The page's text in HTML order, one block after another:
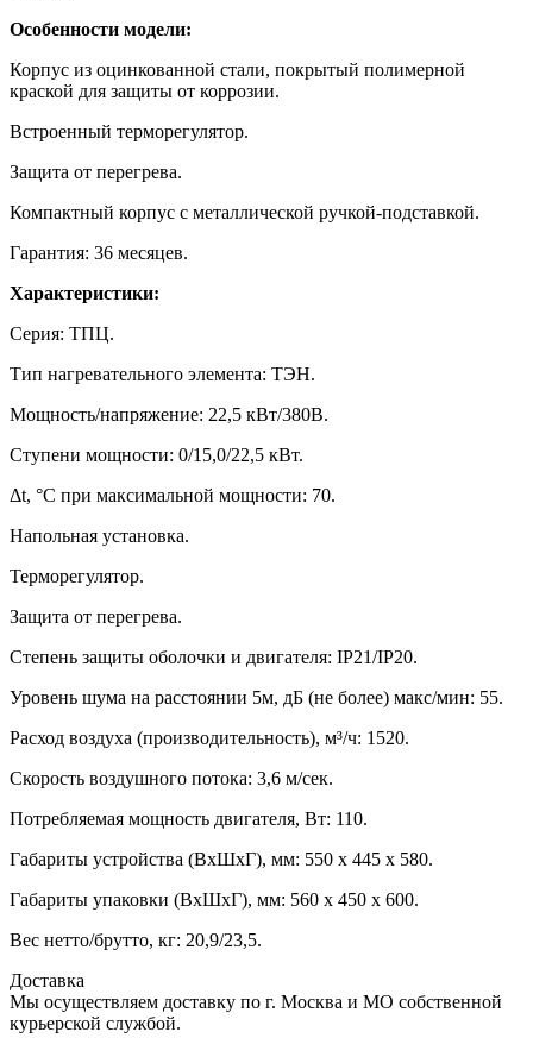
Особенности модели:
Корпус из оцинкованной стали, покрытый полимерной
краской для защиты от коррозии.
Встроенный терморегулятор.
Защита от перегрева.
Компактный корпус с металлической ручкой-подставкой.
Гарантия: 36 месяцев.
Характеристики:
Серия: ТПЦ.
Тип нагревательного элемента: ТЭН.
Мощность/напряжение: 22,5 кВт/380В.
Ступени мощности: 0/15,0/22,5 кВт.
Δt, °C при максимальной мощности: 70.
Напольная установка.
Терморегулятор.
Защита от перегрева.
Степень защиты оболочки и двигателя: IP21/IP20.
Уровень шума на расстоянии 5м, дБ (не более) макс/мин: 55.
Расход воздуха (производительность), м³/ч: 1520.
Скорость воздушного потока: 3,6 м/сек.
Потребляемая мощность двигателя, Вт: 110.
Габариты устройства (ВхШхГ), мм: 550 х 445 х 580.
Габариты упаковки (ВхШхГ), мм: 560 х 450 х 600.
Вес нетто/брутто, кг: 20,9/23,5.
Доставка
Мы осуществляем доставку по г. Москва и МО собственной
курьерской службой.